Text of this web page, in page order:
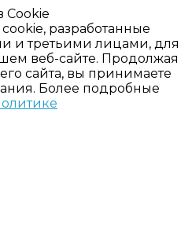
Cookie
разработанные
и третьими лицами, для
веб-сайте. Продолжая
сайта, вы принимаете
Более подробные